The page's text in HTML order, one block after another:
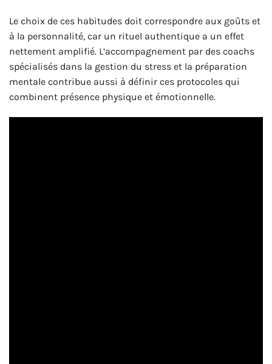
Le choix de ces habitudes doit correspondre aux goûts et
à la personnalité, car un rituel authentique a un effet
nettement amplifié. L’accompagnement par des coachs
spécialisés dans la gestion du stress et la préparation
mentale contribue aussi à définir ces protocoles qui
combinent présence physique et émotionnelle.